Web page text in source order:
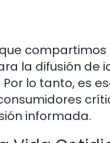
compartimos
la difusión de
lo tanto, es
informada.